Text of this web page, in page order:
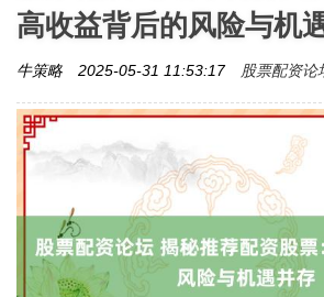
高收益背后的风险与机
牛策略 2025-05-31 11:53:17 股票配资论